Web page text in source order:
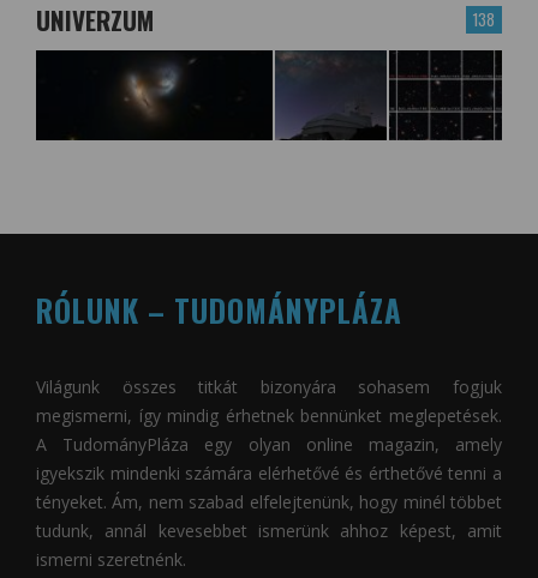
138
UNIVERZUM
RÓLUNK – TUDOMÁNYPLÁZA
Világunk összes titkát bizonyára sohasem fogjuk
megismerni, így mindig érhetnek bennünket meglepetések.
A TudományPláza egy olyan online magazin, amely
igyekszik mindenki számára elérhetővé és érthetővé tenni a
tényeket. Ám, nem szabad elfelejtenünk, hogy minél többet
tudunk, annál kevesebbet ismerünk ahhoz képest, amit
ismerni szeretnénk.